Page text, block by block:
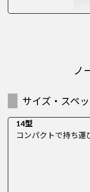
ノ
サイズ・スペ
14型
コンパクトで持ち運